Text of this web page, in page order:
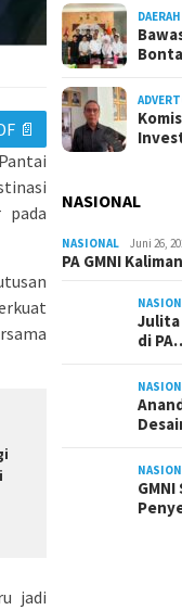
📄
pada
jadi
DAERAH
NASIONAL
NASIONAL Juni 26,
PA GMNI
Julita
di